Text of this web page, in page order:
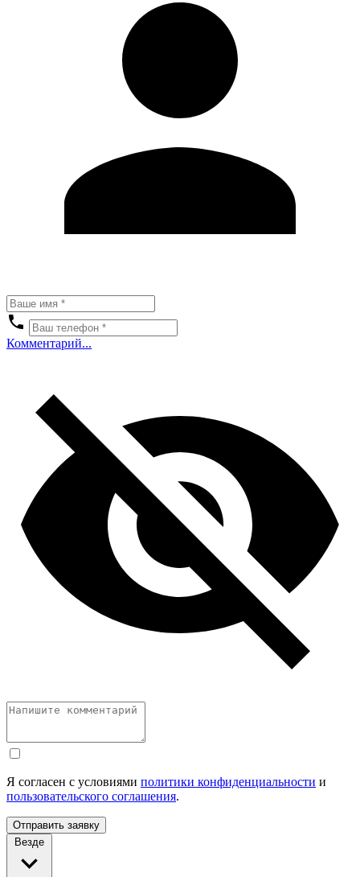
Комментарий...
Я согласен с условиями политики конфиденциальности и
пользовательского соглашения.
Отправить заявку
Везде